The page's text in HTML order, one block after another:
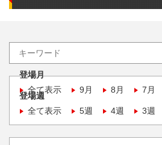
登場月
全て表示
9月 8月 7月
登場週
全て表示
5週 4週 3週